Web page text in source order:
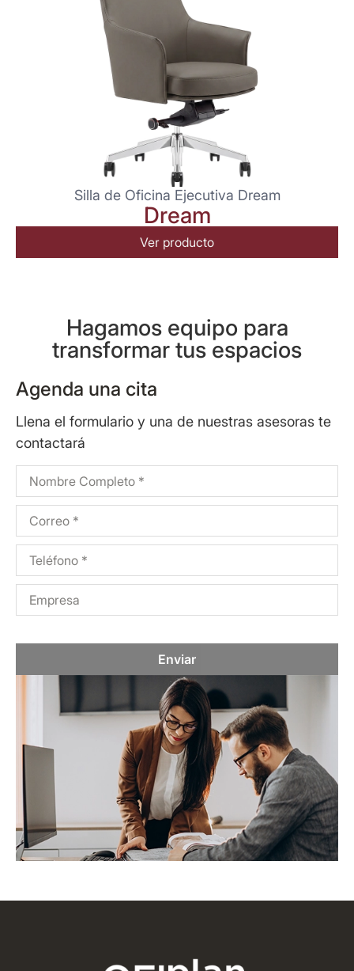
Silla de Oficina Ejecutiva Dream
Dream
Ver producto
Hagamos equipo para
transformar tus espacios
Agenda una cita
Llena el formulario y una de nuestras asesoras te
contactará
Enviar